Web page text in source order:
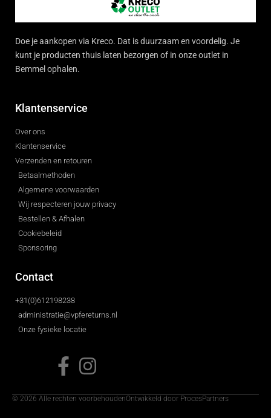
Doe je aankopen via Kreco. Dat is duurzaam en voordelig. Je
kunt je producten thuis laten bezorgen of in onze outlet in
Bemmel ophalen.
Klantenservice
Over ons
Klantenservice
Verzenden en retouren
Betaalmethoden
Algemene voorwaarden
Wij respecteren jouw privacy
Bestellen & Afhalen
Cookiebeleid
Sponsoring
Contact
+31(0)612198238
administratie@vpfereturns.nl
Onze fysieke locatie
© 2026 Alle rechten voorbehoudenOntwikkeld door ProcesPartners